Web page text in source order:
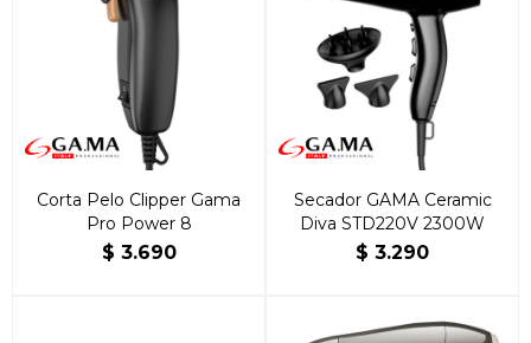
Corta Pelo Clipper Gama
Pro Power 8
$ 3.690
Secador GAMA Ceramic
Diva STD220V 2300W
$ 3.290